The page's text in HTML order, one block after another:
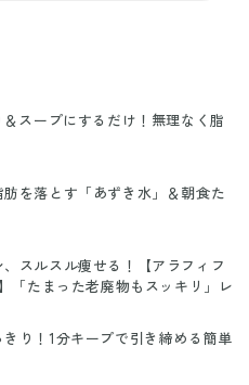
スープにするだけ！無理なく脂
を落とす「あずき水」＆朝食た
スルスル痩せる！【アラフィフ
「たまった老廃物もスッキリ」レ
り！1分キープで引き締める簡単